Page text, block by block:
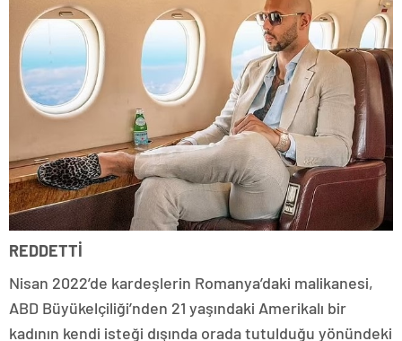
REDDETTİ
Nisan 2022’de kardeşlerin Romanya’daki malikanesi,
ABD Büyükelçiliği’nden 21 yaşındaki Amerikalı bir
kadının kendi isteği dışında orada tutulduğu yönündeki